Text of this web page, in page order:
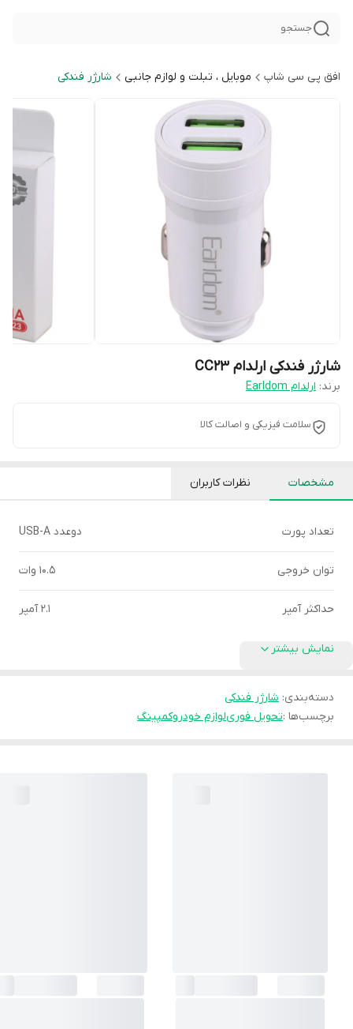
جستجو
افق پی سی شاپ موبایل ، تبلت و لوازم جانبی شارژر فندکی
شارژر فندکی ارلدام CC23
برند: ارلدام Earldom
سلامت فیزیکی و اصالت کالا
مشخصات نظرات کاربران
تعداد پورت دوعدد USB-A
توان خروجی 10.5 وات
حداکثر آمپر 2.1 آمپر
نمایش بیشتر
دسته‌بندی: شارژر فندکی
برچسب‌ها :تحویل فوریلوازم خودروکمپینگ